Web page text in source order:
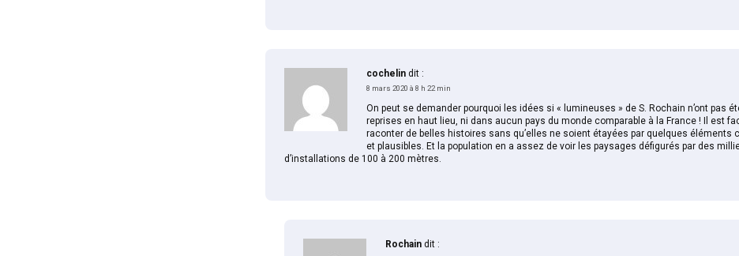
cochelin dit :
8 mars 2020 à 8 h 22 min
On peut se demander pourquoi les idées si « lumineuses » de S. Rochain n’ont pas
reprises en haut lieu, ni dans aucun pays du monde comparable à la France ! Il est
raconter de belles histoires sans qu’elles ne soient étayées par quelques éléments
et plausibles. Et la population en a assez de voir les paysages défigurés par des
d’installations de 100 à 200 mètres.
Rochain dit :